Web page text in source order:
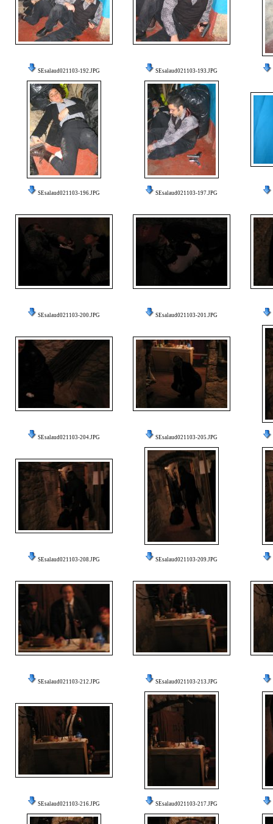
SEsalaud021103-192.JPG SEsalaud021103-193.JPG
SEsalaud021103-196.JPG SEsalaud021103-197.JPG
SEsalaud021103-200.JPG SEsalaud021103-201.JPG
SEsalaud021103-204.JPG SEsalaud021103-205.JPG
SEsalaud021103-208.JPG SEsalaud021103-209.JPG
SEsalaud021103-212.JPG SEsalaud021103-213.JPG
SEsalaud021103-216.JPG SEsalaud021103-217.JPG